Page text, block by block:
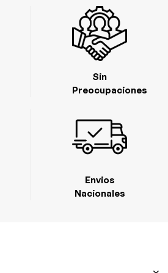
Envios
Nacionales
Sin
Preocupaciones